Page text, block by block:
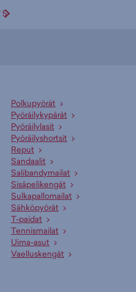
5
Polkupyörät
Pyöräilykypärät
Pyöräilylasit
Pyöräilyshortsit
Reput
Sandaalit
Salibandymailat
Sisäpelikengät
Sulkapallomailat
Sähköpyörät
T-paidat
Tennismailat
Uima-asut
Vaelluskengät